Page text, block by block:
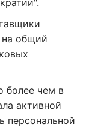
на общий
более чем в
активной
персональной